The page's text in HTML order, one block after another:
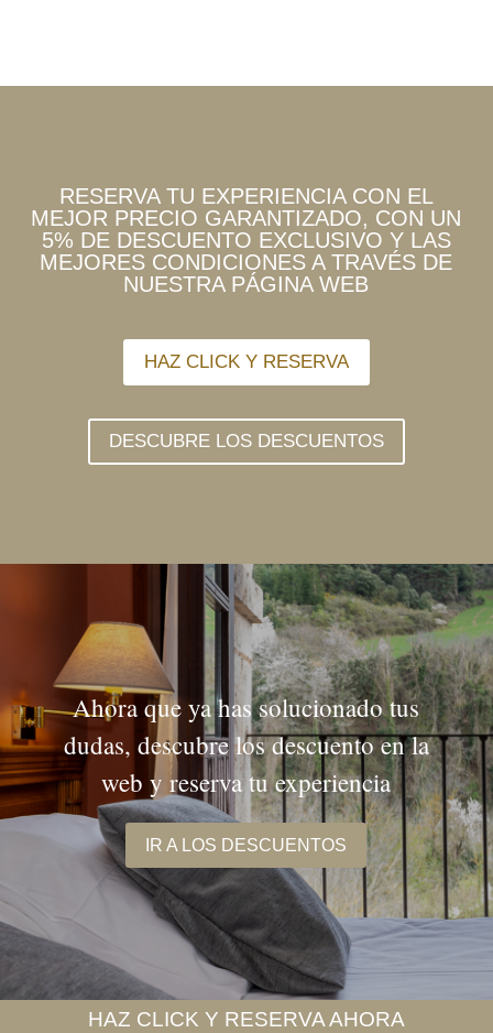
RESERVA TU EXPERIENCIA CON EL
MEJOR PRECIO GARANTIZADO, CON UN
5% DE DESCUENTO EXCLUSIVO Y LAS
MEJORES CONDICIONES A TRAVÉS DE
NUESTRA PÁGINA WEB
HAZ CLICK Y RESERVA
DESCUBRE LOS DESCUENTOS
Ahora que ya has solucionado tus
dudas, descubre los descuento en la
web y reserva tu experiencia
IR A LOS DESCUENTOS
HAZ CLICK Y RESERVA AHORA